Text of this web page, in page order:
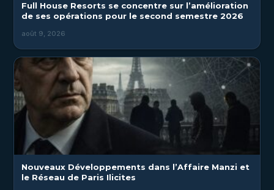
Full House Resorts se concentre sur l’amélioration
de ses opérations pour le second semestre 2026
août 9, 2026
Nouveaux Développements dans l’Affaire Manzi et
le Réseau de Paris Ilicites